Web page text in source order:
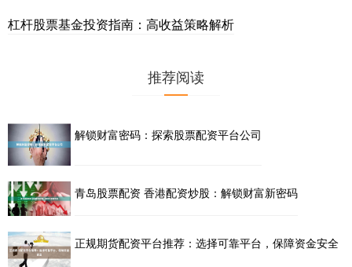
杠杆股票基金投资指南：高收益策略解析
推荐阅读
解锁财富密码：探索股票配资平台公司
青岛股票配资 香港配资炒股：解锁财富新密码
正规期货配资平台推荐：选择可靠平台，保障资金安全